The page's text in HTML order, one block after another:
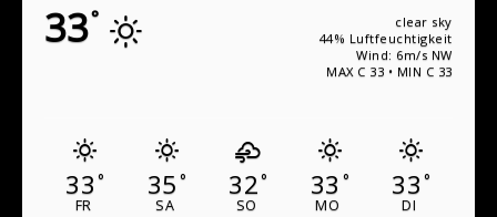
33°
clear sky
44% Luftfeuchtigkeit
Wind: 6m/s NW
MAX C 33 • MIN C 33
33 °
FR
35 °
SA
32°
SO
33 °
MO
33 °
DI